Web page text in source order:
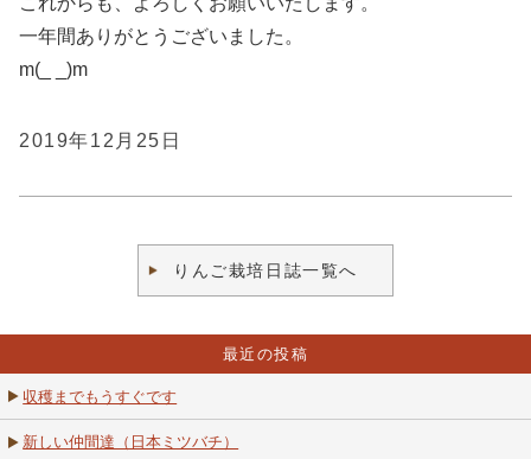
一年間ありがとうございました。
m(_ _)m
2019年12月25日
りんご栽培日誌一覧へ
最近の投稿
収穫までもうすぐです
新しい仲間達（日本ミツバチ）